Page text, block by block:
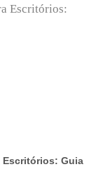
Escritórios: Guia